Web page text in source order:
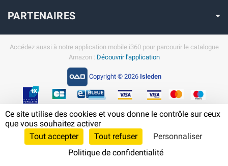
PARTENAIRES
Accédez aussi à notre application mobile i360 pour parcourir le catalogue
Amazon : Découvrir l'application
Copyright © 2026 Isleden
En savoir plus sur Amazon en Martinique
Cliquez-ici pour modifier vos préférences en matière de cookies
Ce site utilise des cookies et vous donne le contrôle sur ceux
que vous souhaitez activer
Tout accepter
Tout refuser
Personnaliser
Politique de confidentialité